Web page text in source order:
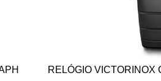
CONCEPT ONE - 242054